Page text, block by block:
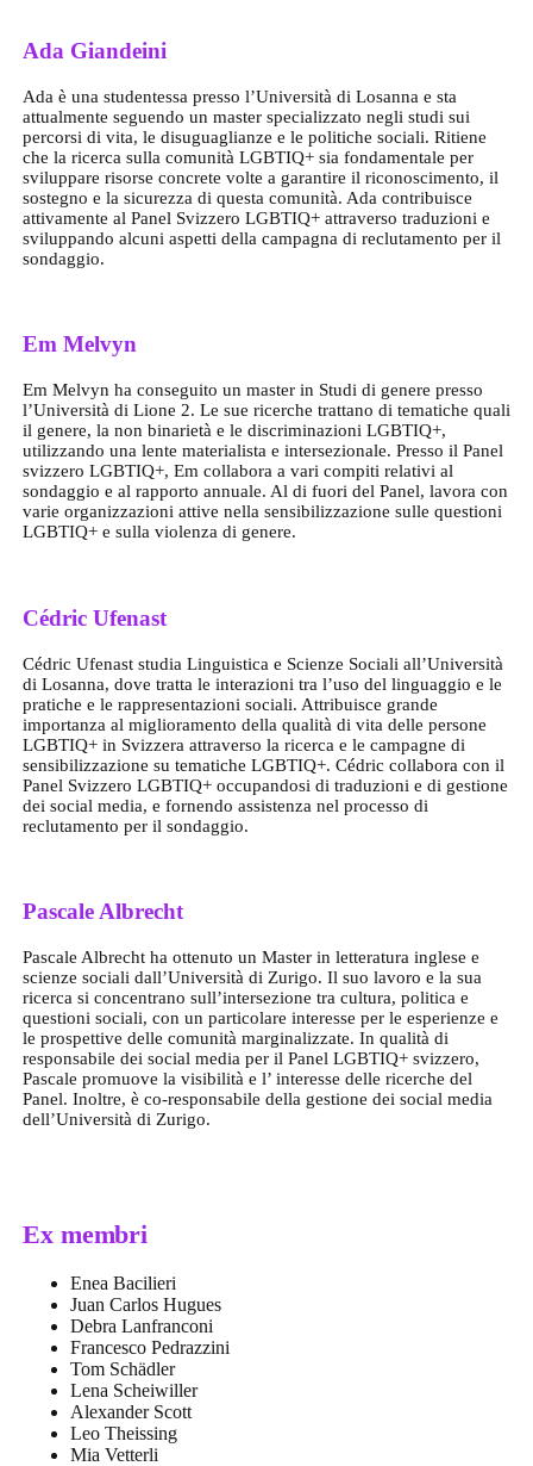
Ada Giandeini
Ada è una studentessa presso l’Università di Losanna e sta
attualmente seguendo un master specializzato negli studi sui
percorsi di vita, le disuguaglianze e le politiche sociali. Ritiene
che la ricerca sulla comunità LGBTIQ+ sia fondamentale per
sviluppare risorse concrete volte a garantire il riconoscimento, il
sostegno e la sicurezza di questa comunità. Ada contribuisce
attivamente al Panel Svizzero LGBTIQ+ attraverso traduzioni e
sviluppando alcuni aspetti della campagna di reclutamento per il
sondaggio.
Em Melvyn
Em Melvyn ha conseguito un master in Studi di genere presso
l’Università di Lione 2. Le sue ricerche trattano di tematiche quali
il genere, la non binarietà e le discriminazioni LGBTIQ+,
utilizzando una lente materialista e intersezionale. Presso il Panel
svizzero LGBTIQ+, Em collabora a vari compiti relativi al
sondaggio e al rapporto annuale. Al di fuori del Panel, lavora con
varie organizzazioni attive nella sensibilizzazione sulle questioni
LGBTIQ+ e sulla violenza di genere.
Cédric Ufenast
Cédric Ufenast studia Linguistica e Scienze Sociali all’Università
di Losanna, dove tratta le interazioni tra l’uso del linguaggio e le
pratiche e le rappresentazioni sociali. Attribuisce grande
importanza al miglioramento della qualità di vita delle persone
LGBTIQ+ in Svizzera attraverso la ricerca e le campagne di
sensibilizzazione su tematiche LGBTIQ+. Cédric collabora con il
Panel Svizzero LGBTIQ+ occupandosi di traduzioni e di gestione
dei social media, e fornendo assistenza nel processo di
reclutamento per il sondaggio.
Pascale Albrecht
Pascale Albrecht ha ottenuto un Master in letteratura inglese e
scienze sociali dall’Università di Zurigo. Il suo lavoro e la sua
ricerca si concentrano sull’intersezione tra cultura, politica e
questioni sociali, con un particolare interesse per le esperienze e
le prospettive delle comunità marginalizzate. In qualità di
responsabile dei social media per il Panel LGBTIQ+ svizzero,
Pascale promuove la visibilità e l’ interesse delle ricerche del
Panel. Inoltre, è co-responsabile della gestione dei social media
dell’Università di Zurigo.
Ex membri
Enea Bacilieri
Juan Carlos Hugues
Debra Lanfranconi
Francesco Pedrazzini
Tom Schädler
Lena Scheiwiller
Alexander Scott
Leo Theissing
Mia Vetterli